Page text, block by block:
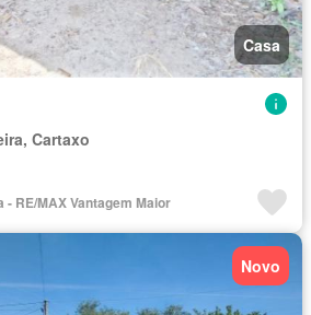
Casa
Cartaxo
RE/MAX Vantagem Maior
Novo